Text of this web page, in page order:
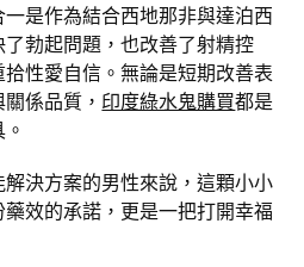
一是作為結合西地那非與達泊西
勃起問題，也改善了射精控
性愛自信。無論是短期改善表
係品質， 印度綠水鬼購買都是
決方案的男性來說，這顆小小
效的承諾，更是一把打開幸福